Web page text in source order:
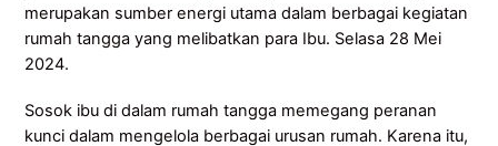
merupakan sumber energi utama dalam berbagai kegiatan
rumah tangga yang melibatkan para Ibu. Selasa 28 Mei
2024.
Sosok ibu di dalam rumah tangga memegang peranan
kunci dalam mengelola berbagai urusan rumah. Karena itu,